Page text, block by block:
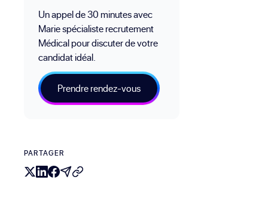
Un appel de 30 minutes avec
Marie spécialiste recrutement
Médical pour discuter de votre
candidat idéal.
Prendre rendez-vous
PARTAGER